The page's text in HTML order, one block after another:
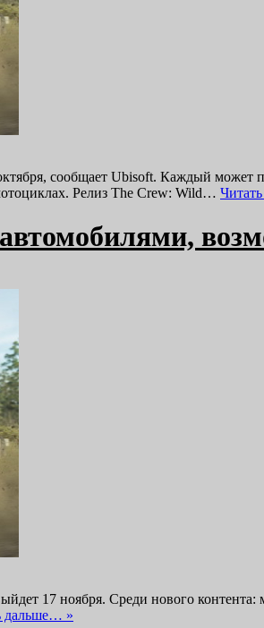
сообщает Ubisoft. Каждый может
Релиз The Crew: Wild…
17 ноября. Среди нового
дальше… »